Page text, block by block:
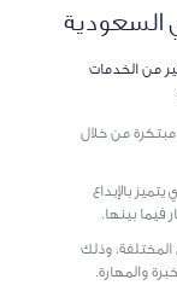
من الخدمات
من خلال
بالإبداع
فيما بينها.
المختلفة، وذلك
والمهارة.